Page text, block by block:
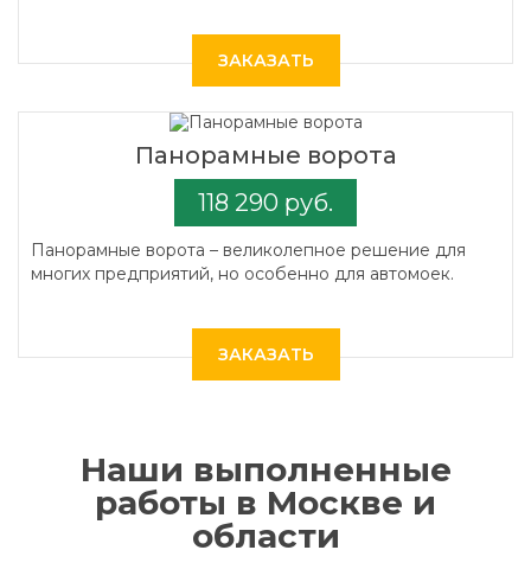
ЗАКАЗАТЬ
Панорамные ворота
118 290 руб.
Панорамные ворота – великолепное решение для
многих предприятий, но особенно для автомоек.
ЗАКАЗАТЬ
Наши выполненные
работы в Москве и
области